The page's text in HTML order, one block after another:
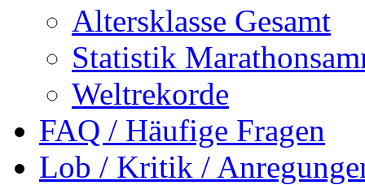
Altersklasse Gesamt
Statistik
Weltrekorde
FAQ / Häufige Fragen
Lob / Kritik /